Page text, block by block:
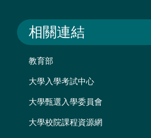
相關連結
教育部
大學入學考試中心
大學甄選入學委員會
大學校院課程資源網